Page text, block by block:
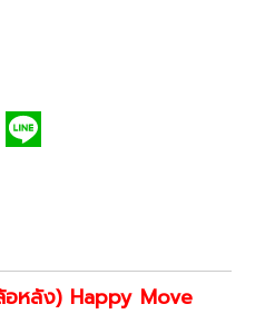
อหลัง) Happy Move